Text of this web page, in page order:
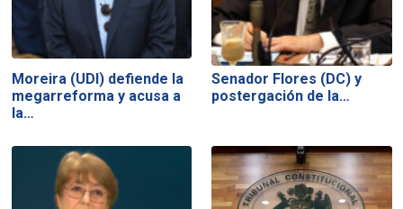
Moreira (UDI) defiende la
megarreforma y acusa a
la…
Senador Flores (DC) y
postergación de la…